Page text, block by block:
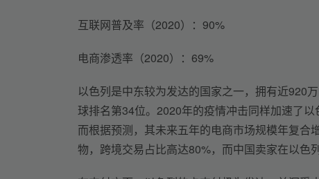
互联网普及率（2020）：90%
电商渗透率（2020）：69%
以色列是中东较为发达的国家之一，拥有近920
球排名第34位。2020年的疫情冲击同样加速了
而根据预测，其未来五年的电商市场规模年复合
物，跨境交易占比高达80%，而中国卖家在以色